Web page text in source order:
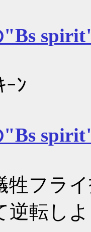
"Bs
ｰﾝ
"Bs
牲フラ
逆転し